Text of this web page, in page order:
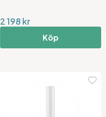
2 198 kr
Köp